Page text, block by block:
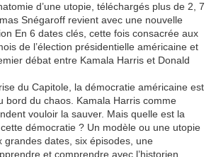
d’une utopie, téléchargés plus de 2, 7
Snégaroff revient avec une nouvelle
En 6 dates clés, cette fois consacrée aux
de l’élection présidentielle américaine et
débat entre Kamala Harris et Donald
du Capitole, la démocratie américaine est
bord du chaos. Kamala Harris comme
vouloir la sauver. Mais quelle est la
démocratie ? Un modèle ou une utopie
grandes dates, six épisodes, une
et comprendre avec l’historien